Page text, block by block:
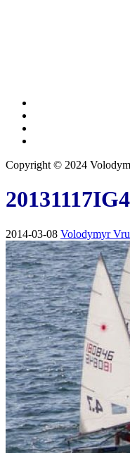
Copyright © 2024
2014-03-08 Volodymyr